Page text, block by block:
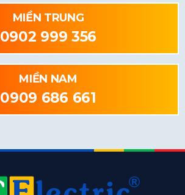
MIỀN TRUNG
0902 999 356
MIỀN NAM
0909 686 661